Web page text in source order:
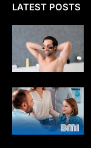
LATEST POSTS